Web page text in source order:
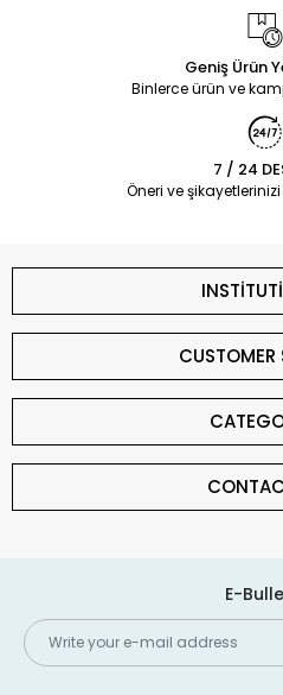
Geniş Ürün
Binlerce ürün ve
7 / 24
Öneri ve
CUSTOMER
E-